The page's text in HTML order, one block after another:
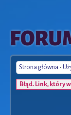
The
Strona główna -
Błąd. Link, który